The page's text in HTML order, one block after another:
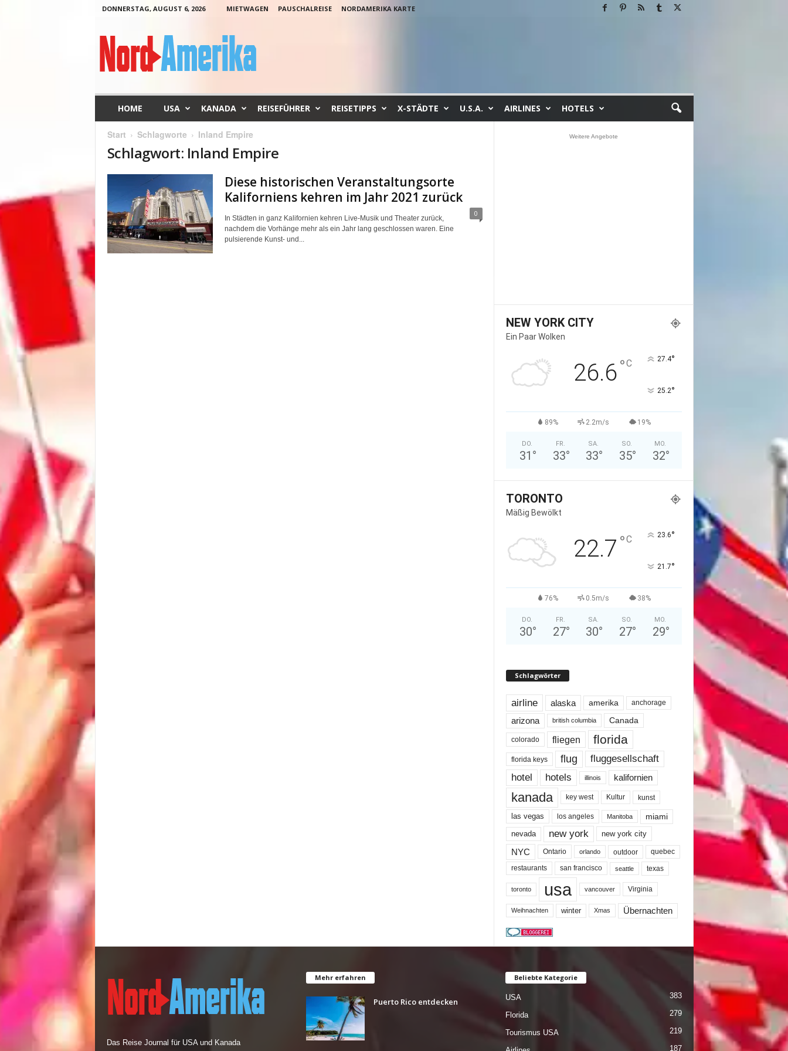
DONNERSTAG, AUGUST 6, 2026 MIETWAGEN PAUSCHALREISE NORDAMERIKA KARTE
HOME USA KANADA REISEFÜHRER REISETIPPS X-STÄDTE U.S.A. AIRLINES HOTELS
Start Schlagworte Inland Empire
Schlagwort: Inland Empire
Diese historischen Veranstaltungsorte
Kaliforniens kehren im Jahr 2021 zurück
0
In Städten in ganz Kalifornien kehren Live-Musik und Theater zurück,
nachdem die Vorhänge mehr als ein Jahr lang geschlossen waren. Eine
pulsierende Kunst- und...
Weitere Angebote
NEW YORK CITY
Ein Paar Wolken
26.6°C 27.4°
25.2°
89% 2.2m/s 19%
DO.
31 °
FR.
33°
SA.
33°
SO.
35°
MO.
32°
TORONTO
Mäßig Bewölkt
22.7 °C 23.6°
21.7°
76% 0.5m/s 38%
DO.
30°
FR.
27°
SA.
30°
SO.
27°
MO.
29°
Schlagwörter
airline alaska amerika anchorage
arizona british columbia Canada
colorado fliegen florida
florida keys flug
fluggesellschaft
hotel
hotels illinois kalifornien
kanada key west Kultur kunst
las vegas los angeles Manitoba miami
nevada new york new york city
NYC Ontario orlando outdoor quebec
restaurants san francisco seattle texas
toronto usa vancouver Virginia
Weihnachten winter Xmas Übernachten
Das Reise Journal für USA und Kanada
Mehr erfahren
Puerto Rico entdecken
Beliebte Kategorie
USA 383
Florida 279
Tourismus USA 219
187